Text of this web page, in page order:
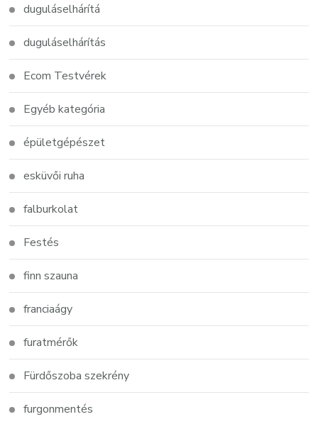
duguláselhárítá
duguláselhárítás
Ecom Testvérek
Egyéb kategória
épületgépészet
esküvői ruha
falburkolat
Festés
finn szauna
franciaágy
furatmérők
Fürdőszoba szekrény
furgonmentés